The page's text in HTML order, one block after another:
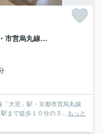
◆室内リフォーム済◆阪急大宮駅・市営烏丸線四条駅・京福四条大宮駅まで徒歩１０分◆アルモード京都高辻
大宮」駅・京都市営烏丸線
まで徒歩１０分の３... もっと